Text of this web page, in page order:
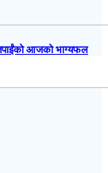
आजको भाग्यफल